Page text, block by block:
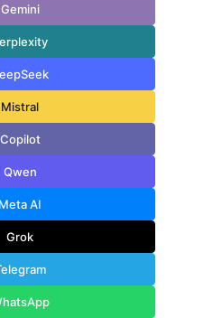
Gemini
Mistral
Copilot
Qwen
Meta AI
Grok